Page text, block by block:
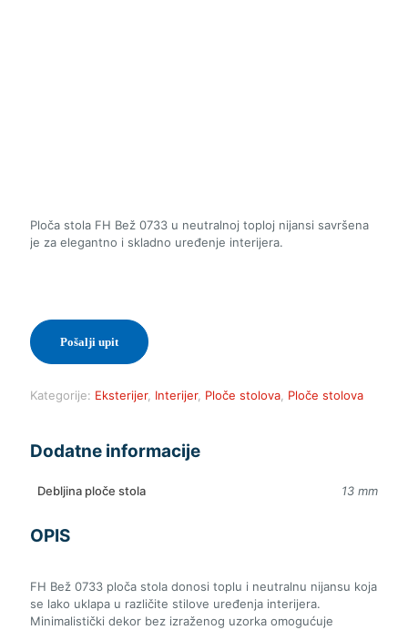
Ploča stola FH Bež 0733 u neutralnoj toploj nijansi savršena
je za elegantno i skladno uređenje interijera.
Pošalji upit
Kategorije: Eksterijer, Interijer, Ploče stolova, Ploče stolova
Dodatne informacije
Debljina ploče stola 13 mm
OPIS
FH Bež 0733 ploča stola donosi toplu i neutralnu nijansu koja
se lako uklapa u različite stilove uređenja interijera.
Minimalistički dekor bez izraženog uzorka omogućuje